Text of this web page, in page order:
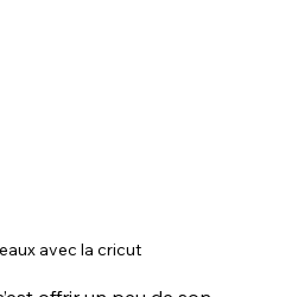
avec la cricut